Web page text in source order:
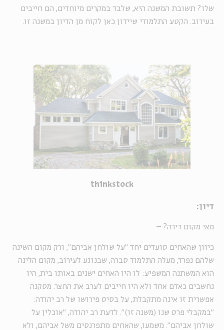
שלו? תשובת המשנה היא, שלבד במקרים מיוחדים, הם חייבים
בעירוב. הקטע התלמודי שיידון כאן לקוח מן הדיון במשנה זו.
thinkstock
דיון:
מאי מקום דירה? –
כיוון שהאחים סועדים יחד "על שולחן אביהם", ורק מקום השינה
שלהם נפרד, מעלה התלמוד סברה, שבנוגע לעירוב, מקום הלינה
הוא המשתנה המשפיע: לו היו האחים ישנים באותו בית, היו
נחשבים כאדם אחד ולא היו חייבים לערב את החצר. מסקנה
אפשרית זו אינה מתקבלת, על בסיס פירושו של רב יהודה:
"במקבלי פרס שנו (משנה זו)". לדעת רב יהודה, "אוכלין על
שולחן אביהם". משמעו, שהאחים מתפרנסים משל אביהם, ולא